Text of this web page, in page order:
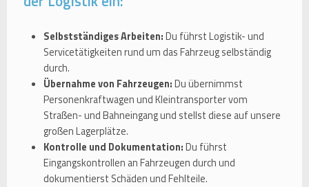
Selbstständiges Arbeiten:Du führst Logistik- und
Servicetätigkeiten rund um das Fahrzeug selbständig
durch.
Übernahme von Fahrzeugen:Du übernimmst
Personenkraftwagen und Kleintransporter vom
Straßen- und Bahneingang und stellst diese auf unsere
großen Lagerplätze.
Kontrolle und Dokumentation:Du führst
Eingangskontrollen an Fahrzeugen durch und
dokumentierst Schäden und Fehlteile.